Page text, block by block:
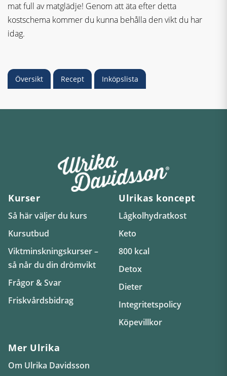
mat full av matglädje! Genom att äta efter detta
kostschema kommer du kunna behålla den vikt du har
idag.
Översikt Recept Inköpslista
Kurser
Så här väljer du kurs
Kursutbud
Viktminskningskurser –
så når du din drömvikt
Frågor & Svar
Friskvårdsbidrag
Ulrikas koncept
Lågkolhydratkost
Keto
800 kcal
Detox
Dieter
Integritetspolicy
Köpevillkor
Mer Ulrika
Om Ulrika Davidsson